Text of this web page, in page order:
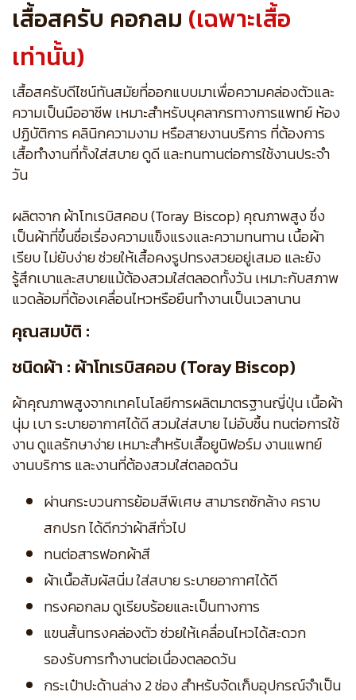
เสื้อสครับ คอกลม (เฉพาะเสื้อ
เท่านั้น)
เสื้อสครับดีไซน์ทันสมัยที่ออกแบบมาเพื่อความคล่องตัวและ
ความเป็นมืออาชีพ เหมาะสำหรับบุคลากรทางการแพทย์ ห้อง
ปฏิบัติการ คลินิกความงาม หรือสายงานบริการ ที่ต้องการ
เสื้อทำงานที่ทั้งใส่สบาย ดูดี และทนทานต่อการใช้งานประจำ
วัน
ผลิตจาก ผ้าโทเรบิสคอบ (Toray Biscop) คุณภาพสูง ซึ่ง
เป็นผ้าที่ขึ้นชื่อเรื่องความแข็งแรงและความทนทาน เนื้อผ้า
เรียบ ไม่ยับง่าย ช่วยให้เสื้อคงรูปทรงสวยอยู่เสมอ และยัง
รู้สึกเบาและสบายแม้ต้องสวมใส่ตลอดทั้งวัน เหมาะกับสภาพ
แวดล้อมที่ต้องเคลื่อนไหวหรือยืนทำงานเป็นเวลานาน
คุณสมบัติ :
ชนิดผ้า : ผ้าโทเรบิสคอบ (Toray Biscop)
ผ้าคุณภาพสูงจากเทคโนโลยีการผลิตมาตรฐานญี่ปุ่น เนื้อผ้า
นุ่ม เบา ระบายอากาศได้ดี สวมใส่สบาย ไม่อับชื้น ทนต่อการใช้
งาน ดูแลรักษาง่าย เหมาะสำหรับเสื้อยูนิฟอร์ม งานแพทย์
งานบริการ และงานที่ต้องสวมใส่ตลอดวัน
ผ่านกระบวนการย้อมสีพิเศษ สามารถซักล้าง คราบ
สกปรก ได้ดีกว่าผ้าสีทั่วไป
ทนต่อสารฟอกผ้าสี
ผ้าเนื้อสัมผัสนิ่ม ใส่สบาย ระบายอากาศได้ดี
ทรงคอกลม ดูเรียบร้อยและเป็นทางการ
แขนสั้นทรงคล่องตัว ช่วยให้เคลื่อนไหวได้สะดวก
รองรับการทำงานต่อเนื่องตลอดวัน
กระเป๋าปะด้านล่าง 2 ช่อง สำหรับจัดเก็บอุปกรณ์จำเป็น